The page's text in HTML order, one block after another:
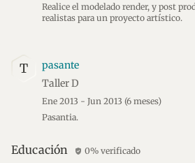
Realice el modelado render, y post
realistas para un proyecto artístico.
T
pasante
Taller D
Ene 2013 - Jun 2013 (6 meses)
Pasantia.
Educación verified_user 0% verificado